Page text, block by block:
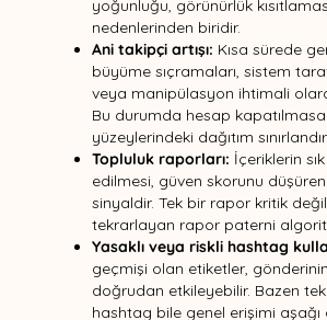
yoğunluğu, görünürlük
nedenlerinden biridir.
Ani takipçi artışı: Kısa sürede
büyüme sıçramaları, sistem
veya manipülasyon ihtimali
Bu durumda hesap
yüzeylerindeki dağıtım
Topluluk raporları: İçeriklerin
edilmesi, güven skorunu
sinyaldir. Tek bir rapor kritik
tekrarlayan rapor paterni
Yasaklı veya riskli hashtag
geçmişi olan etiketler, gönderinin
doğrudan etkileyebilir. Bazen
hashtag bile genel erişimi aşağı